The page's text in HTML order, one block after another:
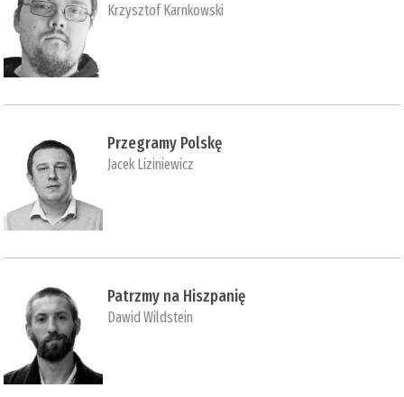
Krzysztof Karnkowski
Przegramy Polskę
Jacek Liziniewicz
Patrzmy na Hiszpanię
Dawid Wildstein